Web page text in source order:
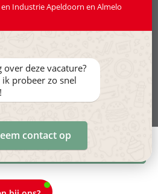
solliciteren
Industrie Apeldoorn en Almelo
over deze vacature?
probeer zo snel
contact op